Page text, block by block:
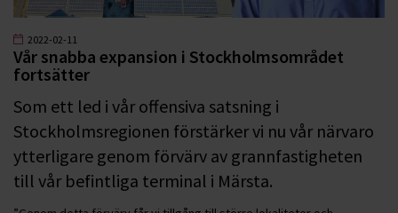
2022-02-11
Vår snabba expansion i Stockholmsområdet
fortsätter
Som ett led i vår offensiva satsning i
Stockholmsregionen förstärker vi nu vår närvaro
ytterligare genom förvärv av grannfastigheten
till vår befintliga terminal i Märsta.